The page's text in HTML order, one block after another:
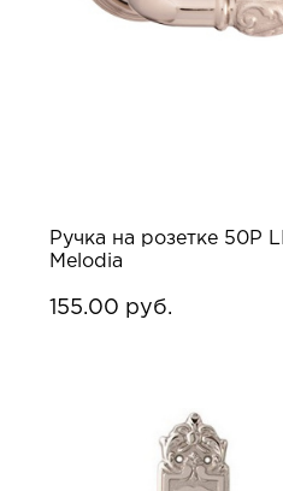
Ручка на розетке 50P
Melodia
155.00 руб.